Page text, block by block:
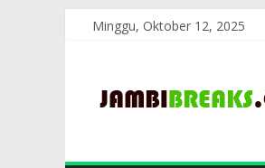
Minggu, Oktober 12, 2025